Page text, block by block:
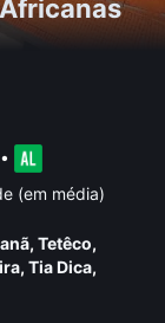
•
(em média)
, Tetêco,
, Tia Dica,